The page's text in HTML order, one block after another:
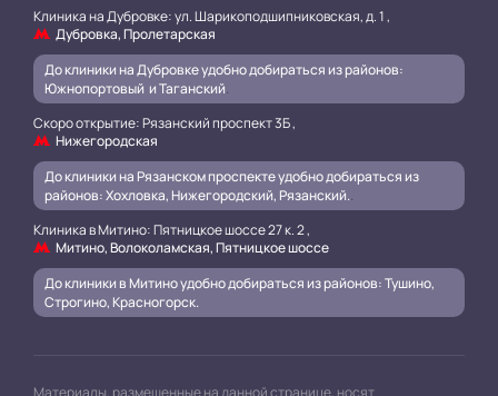
Клиника на Дубровке: ул. Шарикоподшипниковская, д. 1 ,
Дубровка, Пролетарская
До клиники на Дубровке удобно добираться из районов:
Южнопортовый и Таганский.
Скоро открытие: Рязанский проспект 3Б ,
Нижегородская
До клиники на Рязанском проспекте удобно добираться из
районов: Хохловка, Нижегородский, Рязанский..
Клиника в Митино: Пятницкое шоссе 27 к. 2 ,
Митино, Волоколамская, Пятницкое шоссе
До клиники в Митино удобно добираться из районов: Тушино,
Строгино, Красногорск.